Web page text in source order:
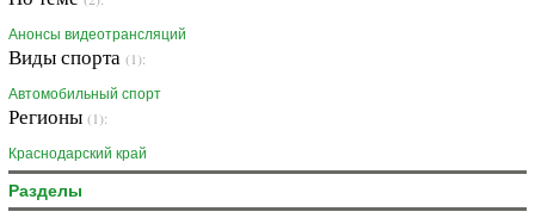
Анонсы видеотрансляций
Виды спорта (1):
Автомобильный спорт
Регионы (1):
Краснодарский край
Разделы